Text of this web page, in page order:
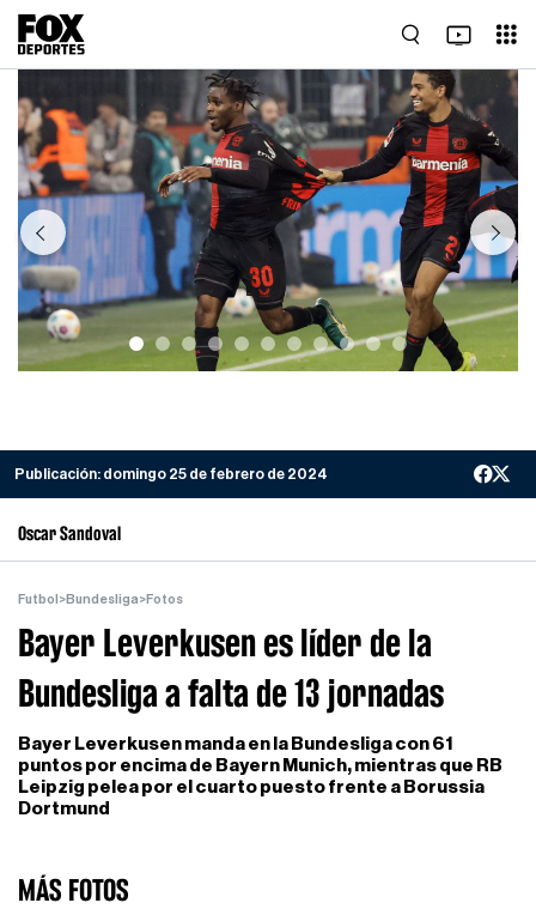
Previous Next
Publicación: domingo 25 de febrero de 2024
Oscar Sandoval
Futbol >Bundesliga>Fotos
Bayer Leverkusen es líder de la
Bundesliga a falta de 13 jornadas
Bayer Leverkusen manda en la Bundesliga con 61
puntos por encima de Bayern Munich, mientras que RB
Leipzig pelea por el cuarto puesto frente a Borussia
Dortmund
MÁS FOTOS